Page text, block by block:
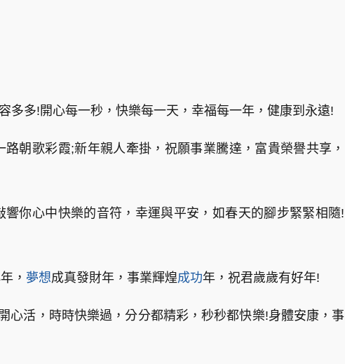
多多!開心每一秒，快樂每一天，幸福每一年，健康到永遠!
朝歌彩霞;新年親人牽掛，祝願事業騰達，富貴榮譽共享，
你心中快樂的音符，幸運與平安，如春天的腳步緊緊相隨!
， 夢想成真發財年，事業輝煌成功年，祝君歲歲有好年!
心活，時時快樂過，分分都精彩，秒秒都快樂!身體安康，事